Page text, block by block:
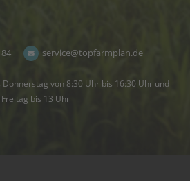
service@topfarmplan.de
von 8:30 Uhr bis 16:30 Uhr und
Freitag bis 13 Uhr